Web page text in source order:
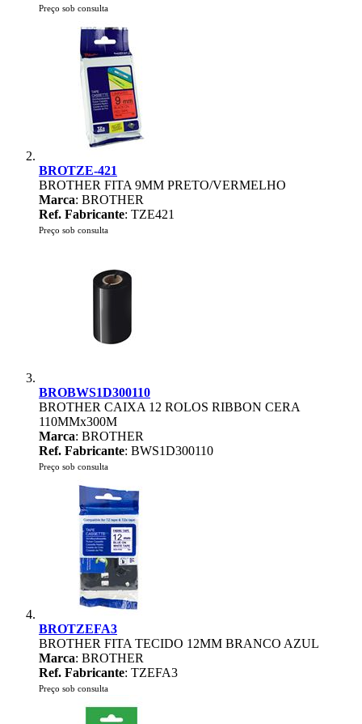
Preço sob consulta
BROTZE-421
BROTHER FITA 9MM PRETO/VERMELHO
Marca: BROTHER
Ref. Fabricante: TZE421
Preço sob consulta
BROBWS1D300110
BROTHER CAIXA 12 ROLOS RIBBON CERA
110MMx300M
Marca: BROTHER
Ref. Fabricante: BWS1D300110
Preço sob consulta
BROTZEFA3
BROTHER FITA TECIDO 12MM BRANCO AZUL
Marca: BROTHER
Ref. Fabricante: TZEFA3
Preço sob consulta